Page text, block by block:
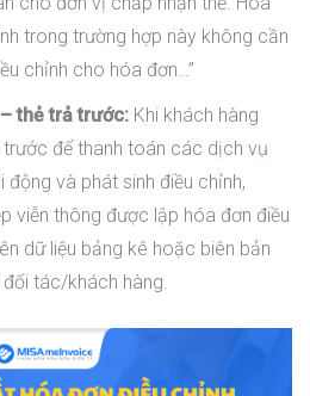
trong trường hợp này không cần
chỉnh cho hóa đơn…”
thẻ trả trước:Khi khách hàng
trước để thanh toán các dịch vụ
động và phát sinh điều chỉnh,
viễn thông được lập hóa đơn điều
dữ liệu bảng kê hoặc biên bản
tác/khách hàng.